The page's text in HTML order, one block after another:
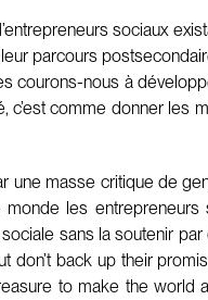
sociaux
parcours
courons-nous à
c’est comme donner les
une masse critique de
les entrepreneurs
sans la soutenir
back up their
to make the world